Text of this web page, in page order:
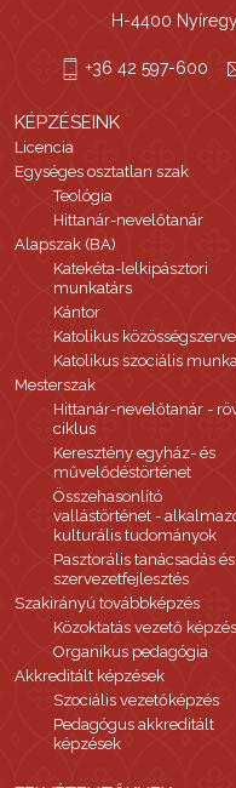
H-4400
+36 42 597-600
KÉPZÉSEINK
Licencia
Egységes osztatlan szak
Teológia
Hittanár-nevelőtanár
Alapszak (BA)
Katekéta-lelkipásztori
munkatárs
Kántor
Katolikus
Katolikus szociális
Mesterszak
Hittanár-nevelőtanár -
ciklus
Keresztény egyház- és
művelődéstörténet
Összehasonlító
vallástörténet -
kulturális tudományok
Pasztorális tanácsadás és
szervezetfejlesztés
Szakirányú továbbképzés
Közoktatás vezető képzés
Organikus pedagógia
Akkreditált képzések
Szociális vezetőképzés
Pedagógus akkreditált
képzések